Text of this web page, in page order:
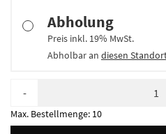
Abholung
Preis inkl. 19% MwSt.
Abholbar an diesen
-
Max. Bestellmenge: 10